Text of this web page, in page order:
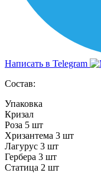
Написать в Telegram
Состав:
Упаковка
Кризал
Роза 5 шт
Хризантема 3 шт
Лагурус 3 шт
Гербера 3 шт
Статица 2 шт